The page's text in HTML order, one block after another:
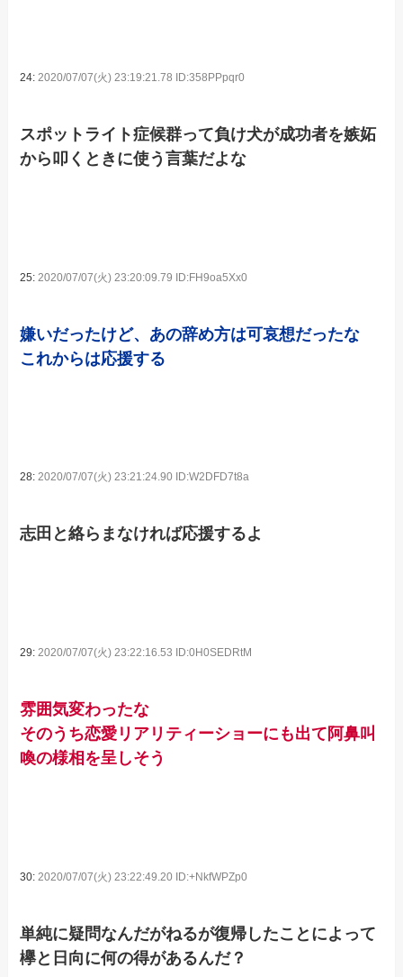
24:2020/07/07(火) 23:19:21.78 ID:358PPpqr0
スポットライト症候群って負け犬が成功者を嫉妬
から叩くときに使う言葉だよな
25: 2020/07/07(火) 23:20:09.79 ID:FH9oa5Xx0
嫌いだったけど、あの辞め方は可哀想だったな
これからは応援する
28:2020/07/07(火) 23:21:24.90 ID:W2DFD7t8a
志田と絡らまなければ応援するよ
29:2020/07/07(火) 23:22:16.53 ID:0H0SEDRtM
雰囲気変わったな
そのうち恋愛リアリティーショーにも出て阿鼻叫
喚の様相を呈しそう
30: 2020/07/07(火) 23:22:49.20 ID:+NkfWPZp0
単純に疑問なんだがねるが復帰したことによって
欅と日向に何の得があるんだ？